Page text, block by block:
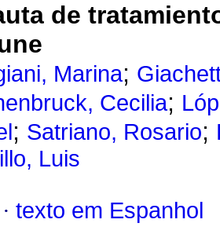
de
Marina;
Cecilia;
; Satriano, Rosario;
Luis
· texto em Espanhol